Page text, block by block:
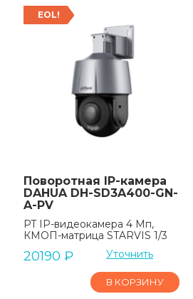
EOL!
Поворотная IP-камера
DAHUA DH-SD3A400-GN-
A-PV
PT IP-видеокамера 4 Мп,
КМОП-матрица STARVIS 1/3
20190 ₽ Уточнить
В КОРЗИНУ